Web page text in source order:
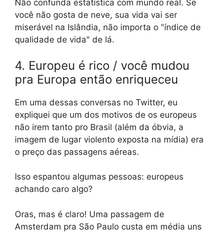
Não confunda estatística com mundo real. Se
você não gosta de neve, sua vida vai ser
miserável na Islândia, não importa o "índice de
qualidade de vida" de lá.
4. Europeu é rico / você mudou
pra Europa então enriqueceu
Em uma dessas conversas no Twitter, eu
expliquei que um dos motivos de os europeus
não irem tanto pro Brasil (além da óbvia, a
imagem de lugar violento exposta na mídia) era
o preço das passagens aéreas.
Isso espantou algumas pessoas: europeus
achando caro algo?
Oras, mas é claro! Uma passagem de
Amsterdam pra São Paulo custa em média uns